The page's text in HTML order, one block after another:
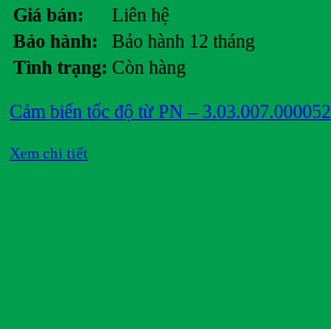
Giá bán:
Liên hệ
Bảo hành:
Bảo hành 12 tháng
Tình trạng: Còn hàng
Cảm biến tốc độ từ PN – 3.03.007.000052
Xem chi tiết